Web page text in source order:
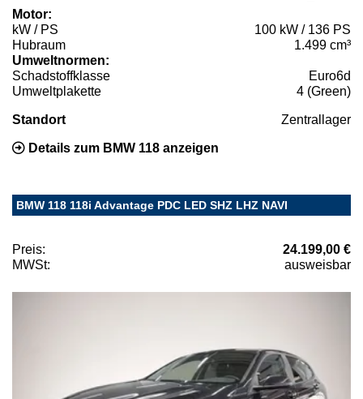
Motor:
kW / PS
100 kW / 136 PS
Hubraum
1.499 cm³
Umweltnormen:
Schadstoffklasse
Euro6d
Umweltplakette
4 (Green)
Standort Zentrallager
Details zum BMW 118 anzeigen
BMW 118 118i Advantage PDC LED SHZ LHZ NAVI
Preis:
24.199,00 €
MWSt:
ausweisbar